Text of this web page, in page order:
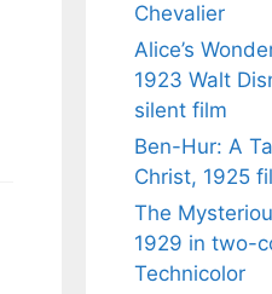
Chevalier
Alice’s
1923 Walt
silent film
Ben-Hur: A
Christ, 1925
The
1929 in two-
Technicolor